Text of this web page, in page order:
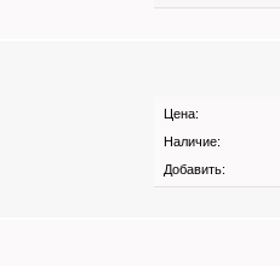
Цена:
Наличие:
Добавить: